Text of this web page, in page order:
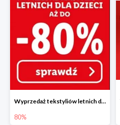
Wyprzedaż tekstyliów letnich dla dzieci w Lidlu Online do -80%
80%